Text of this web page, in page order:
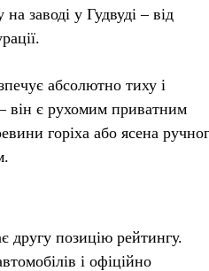
заводі у Гудвуді – від
абсолютно тиху і
він є рухомим приватним
горіха або ясена
другу позицію рейтингу.
і офіційно